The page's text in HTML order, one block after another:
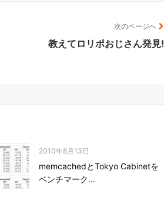
次のページへ
教えてロリポおじさん発見!
2010年8月13日
memcachedとTokyo Cabinetを
ベンチマーク...